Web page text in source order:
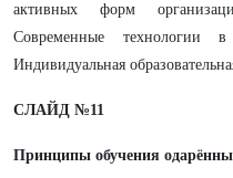
активных форм
Современные технологии
Индивидуальная
СЛАЙД №11
Принципы обучения